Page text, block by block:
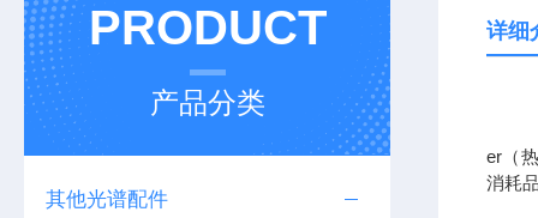
PRODUCT
产品分类
其他光谱配件
详细
er（
消耗